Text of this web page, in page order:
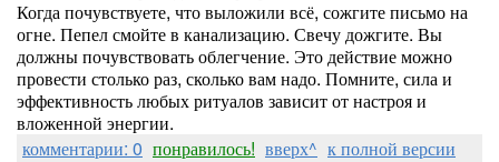
Когда почувствуете, что выложили всё, сожгите письмо на
огне. Пепел смойте в канализацию. Свечу дожгите. Вы
должны почувствовать облегчение. Это действие можно
провести столько раз, сколько вам надо. Помните, сила и
эффективность любых ритуалов зависит от настроя и
вложенной энергии.
комментарии: 0 понравилось! вверх^ к полной версии